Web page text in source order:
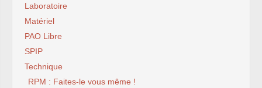
Laboratoire
Matériel
PAO Libre
SPIP
Technique
RPM : Faites-le vous même !